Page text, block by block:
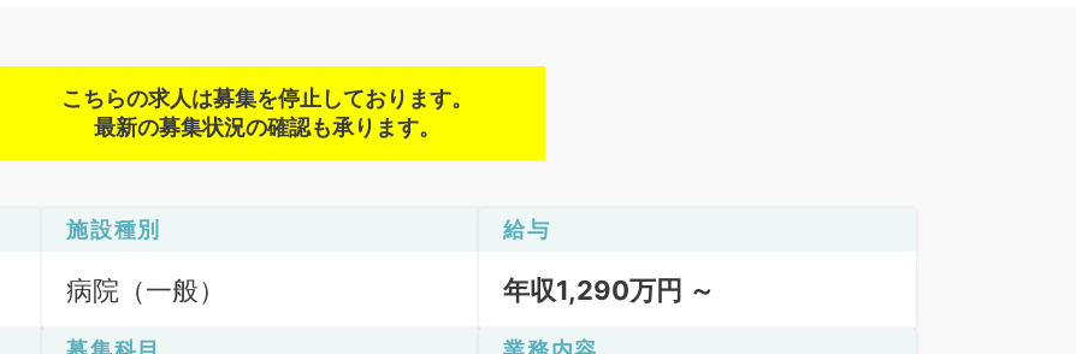
こちらの求人は募集を停止しております。
最新の募集状況の確認も承ります。
施設種別
病院（一般）
給与
年収1,290万円 ～